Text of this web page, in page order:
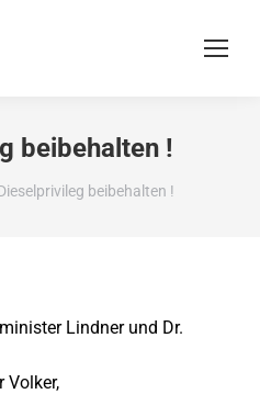
beibehalten !
beibehalten !
Lindner und Dr.
Volker,